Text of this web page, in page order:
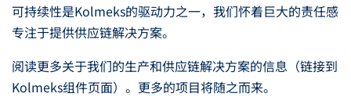
可持续性是Kolmeks的驱动力之一，我们怀着巨大的责任感
专注于提供供应链解决方案。
阅读更多关于我们的生产和供应链解决方案的信息（链接到
Kolmeks组件页面）。更多的项目将随之而来。